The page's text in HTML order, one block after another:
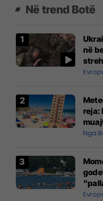
Në trend Botë
në
reja:
Nga